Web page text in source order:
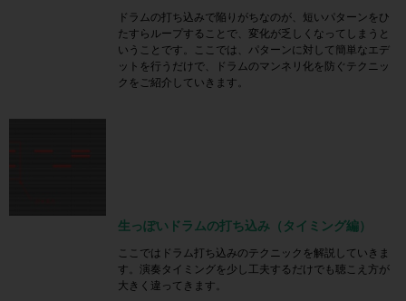
ドラムの打ち込みで陥りがちなのが、短いパターンをひ
たすらループすることで、変化が乏しくなってしまうと
いうことです。ここでは、パターンに対して簡単なエデ
ットを行うだけで、ドラムのマンネリ化を防ぐテクニッ
クをご紹介していきます。
生っぽいドラムの打ち込み（タイミング編）
ここではドラム打ち込みのテクニックを解説していきま
す。演奏タイミングを少し工夫するだけでも聴こえ方が
大きく違ってきます。